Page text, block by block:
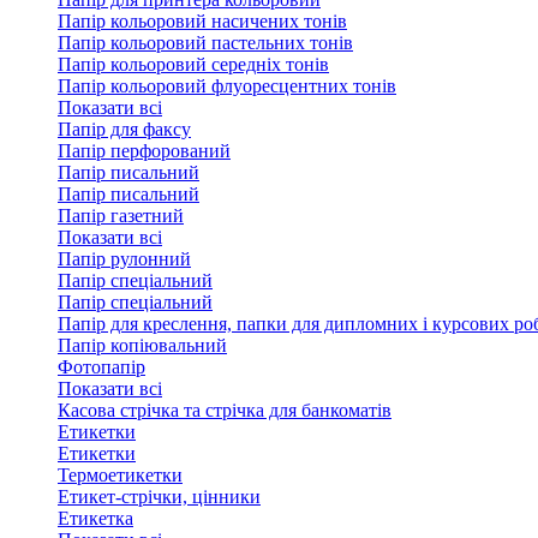
Папір кольоровий насичених тонів
Папір кольоровий пастельних тонів
Папір кольоровий середніх тонів
Папір кольоровий флуоресцентних тонів
Показати всі
Папір для факсу
Папір перфорований
Папір писальний
Папір писальний
Папір газетний
Показати всі
Папір рулонний
Папір спеціальний
Папір спеціальний
Папір для креслення, папки для дипломних і курсових
Папір копіювальний
Фотопапір
Показати всі
Касова стрічка та стрічка для банкоматів
Етикетки
Етикетки
Термоетикетки
Етикет-стрічки, цінники
Етикетка